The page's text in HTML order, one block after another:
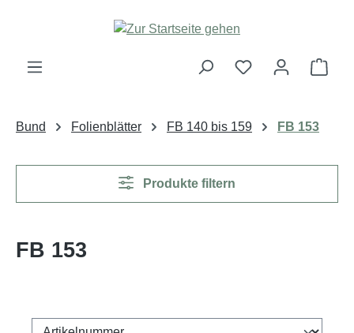
Zum Hauptinhalt springen
Bund Folienblätter FB 140 bis 159 FB 153
Produkte filtern
FB 153